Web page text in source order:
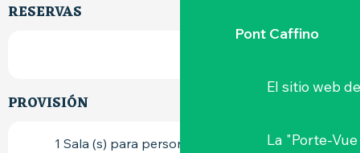
Pont Caffino
El sitio web
La "Porte-Vue
RESERVAS
PROVISIÓN
1 Sala (s) para personas con discapacidad